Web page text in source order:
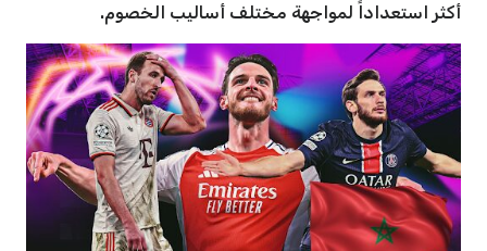
أكثر استعداداً لمواجهة مختلف أساليب الخصوم.